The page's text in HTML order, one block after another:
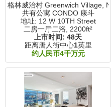
格林威治村 Greenwich Village, NY
共有公寓 CONDO 康斗
地址: 12 W 10TH Street
二房一厅二浴, 2200ft²
上市时间: 48天
距离唐人街中心1英里
约人民币4千万元